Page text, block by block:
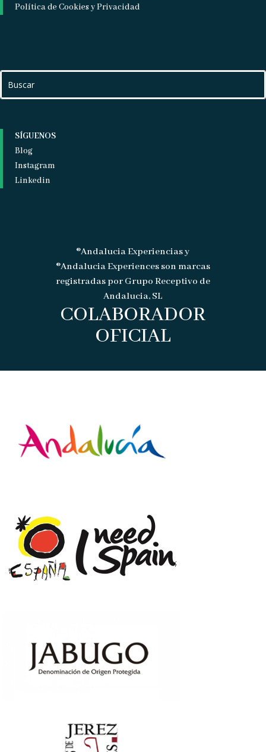
Política de Cookies y Privacidad
SÍGUENOS
Blog
Instagram
Linkedin
®Andalucia Experiencias y
®Andalucia Experiences son marcas
registradas por Grupo Receptivo de
Andalucia, SL
COLABORADOR
OFICIAL